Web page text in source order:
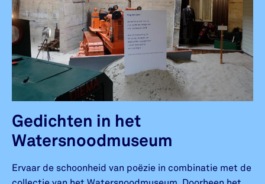
Gedichten in het
Watersnoodmuseum
Ervaar de schoonheid van poëzie in combinatie met de